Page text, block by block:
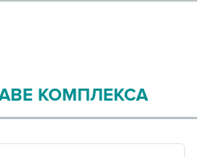
КОМПЛЕКСА